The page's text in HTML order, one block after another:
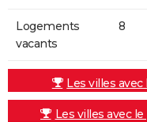
Logements
vacants
8
Les villes
Les villes avec